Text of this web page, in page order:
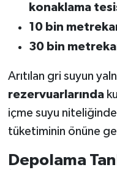
konaklama
10 bin
30 bin
Arıtılan gri suyun
rezervuarlarında
içme suyu
tüketiminin önüne
Depolama